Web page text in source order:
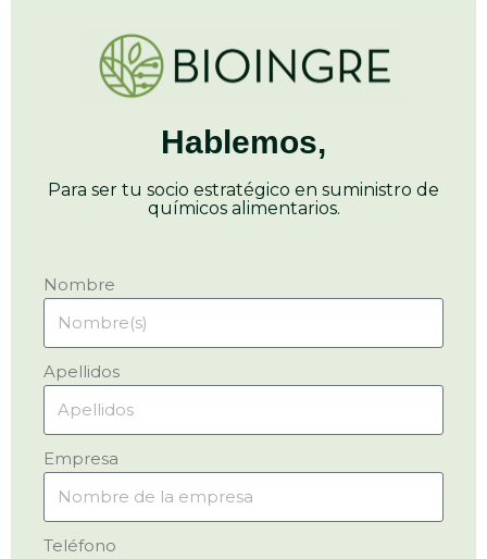
Hablemos,
Para ser tu socio estratégico en suministro de
químicos alimentarios.
Nombre
Apellidos
Empresa
Teléfono